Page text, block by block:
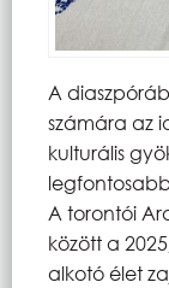
A
számára az
kulturális
A torontói
között a
alkotó élet